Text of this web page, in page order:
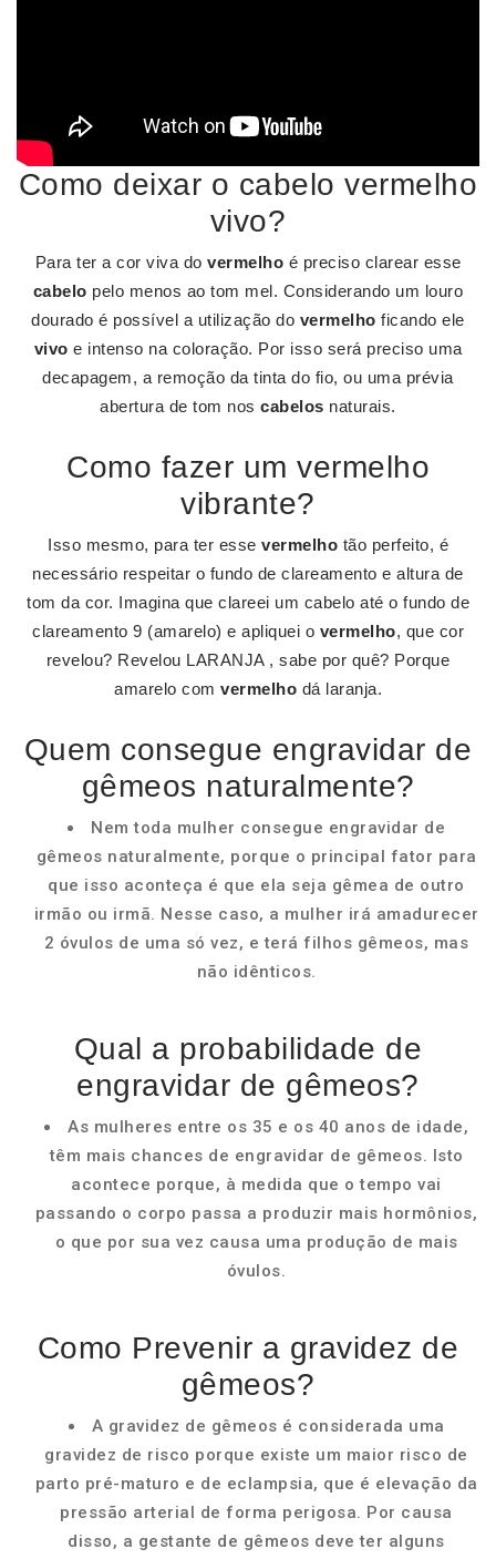
Como deixar o cabelo vermelho
vivo?
Para ter a cor viva do vermelho é preciso clarear esse
cabelo pelo menos ao tom mel. Considerando um louro
dourado é possível a utilização do vermelho ficando ele
vivo e intenso na coloração. Por isso será preciso uma
decapagem, a remoção da tinta do fio, ou uma prévia
abertura de tom noscabelos naturais.
Como fazer um vermelho
vibrante?
Isso mesmo, para ter esse vermelho tão perfeito, é
necessário respeitar o fundo de clareamento e altura de
tom da cor. Imagina que clareei um cabelo até o fundo de
clareamento 9 (amarelo) e apliquei o vermelho, que cor
revelou? Revelou LARANJA , sabe por quê? Porque
amarelo com vermelho dá laranja.
Quem consegue engravidar de
gêmeos naturalmente?
Nem toda mulher consegue engravidar de
gêmeos naturalmente, porque o principal fator para
que isso aconteça é que ela seja gêmea de outro
irmão ou irmã. Nesse caso, a mulher irá amadurecer
2 óvulos de uma só vez, e terá filhos gêmeos, mas
não idênticos.
Qual a probabilidade de
engravidar de gêmeos?
As mulheres entre os 35 e os 40 anos de idade,
têm mais chances de engravidar de gêmeos. Isto
acontece porque, à medida que o tempo vai
passando o corpo passa a produzir mais hormônios,
o que por sua vez causa uma produção de mais
óvulos.
Como Prevenir a gravidez de
gêmeos?
A gravidez de gêmeos é considerada uma
gravidez de risco porque existe um maior risco de
parto pré-maturo e de eclampsia, que é elevação da
pressão arterial de forma perigosa. Por causa
disso, a gestante de gêmeos deve ter alguns